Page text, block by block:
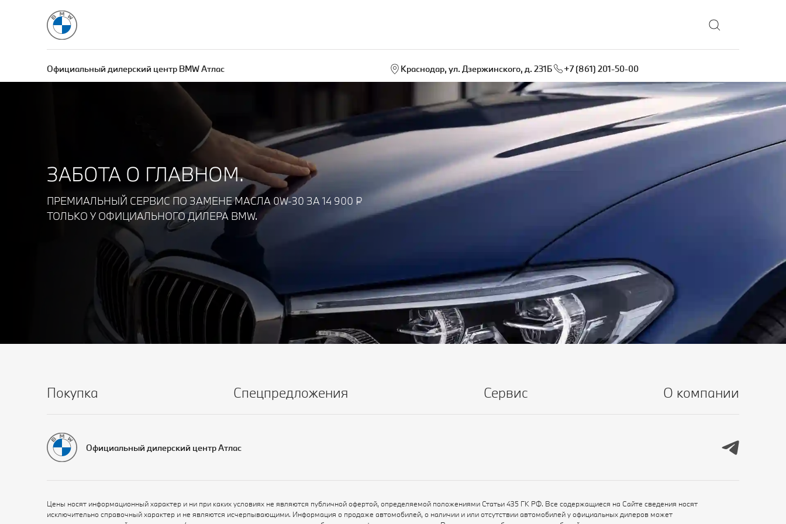
Официальный дилерский центр BMW Атлас +7 (861) 201-50-00
Краснодар, ул. Дзержинского, д. 231Б
ЗАБОТА О ГЛАВНОМ.
ПРЕМИАЛЬНЫЙ СЕРВИС ПО ЗАМЕНЕ МАСЛА 0W-30 ЗА 14 900 ₽
ТОЛЬКО У ОФИЦИАЛЬНОГО ДИЛЕРА BMW.
Покупка Спецпредложения Сервис О компании
Официальный дилерский центр Атлас
Цены носят информационный характер и ни при каких условиях не являются публичной офертой, определяемой положениями Статьи 435 ГК РФ. Все содержащиеся на Сайте сведения носят
исключительно справочный характер и не являются исчерпывающими. Информация о продаже автомобилей, о наличии и или отсутствии автомобилей у официальных дилеров может